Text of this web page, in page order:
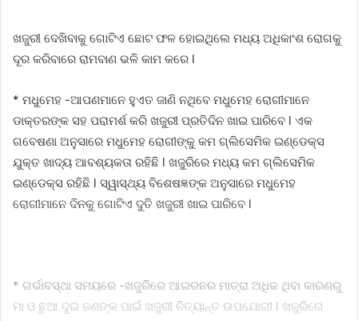
ଖଜୁରୀ ଦେଖିବାକୁ ଗୋଟିଏ ଛୋଟ ଫଳ ହୋଇଥିଲେ ମଧ୍ୟ ଅଧିକାଂଶ ରୋଗକୁ
ଦୂର କରିବାରେ ରାମବାଣ ଭଳି କାମ କରେ l
* ମଧୁମେହ -ଆପଣମାନେ ହୁଏତ ଜାଣି ନଥିବେ ମଧୁମେହ ରୋଗୀମାନେ
ଡାକ୍ତରଙ୍କ ସହ ପରାମର୍ଶ କରି ଖଜୁରୀ ପ୍ରତିଦିନ ଖାଇ ପାରିବେ l ଏକ
ଗବେଷଣା ଅନୁସାରେ ମଧୁମେହ ରୋଗୀଙ୍କୁ କମ ଗ୍ଲିସେମିକ ଇଣ୍ଡେକ୍ସ
ଯୁକ୍ତ ଖାଦ୍ୟ ଆବଶ୍ୟକତା ରହିଛି l ଖଜୁରିରେ ମଧ୍ୟ କମ ଗ୍ଲିସେମିକ
ଇଣ୍ଡେକ୍ସ ରହିଛି l ସ୍ୱାସ୍ଥ୍ୟ ବିଶେଷଜ୍ଞଙ୍କ ଅନୁସାରେ ମଧୁମେହ
ରୋଗୀମାନେ ଦିନକୁ ଗୋଟିଏ ଦୁତି ଖଜୁରୀ ଖାଇ ପାରିବେ l
* ଗର୍ଭାବସ୍ଥା ସମୟରେ -ଖଜୁରିରେ ଆଇରନର ମାତ୍ରା ଅଧିକ ଥିବା କାରଣରୁ
ମା ଓ ଛୁଆ ଦୁଇ ଜଣଙ୍କ ପାଇଁ ଖଜୁରୀ ନିତ୍ୟାନ୍ତ ଉପଯୋଗୀ l ଖଜୁରିରେ